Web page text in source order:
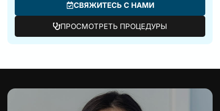
СВЯЖИТЕСЬ С НАМИ
ПРОСМОТРЕТЬ ПРОЦЕДУРЫ